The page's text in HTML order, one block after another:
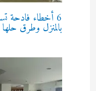
6 أخطاء فادحة
بالمنزل وطرق حلها